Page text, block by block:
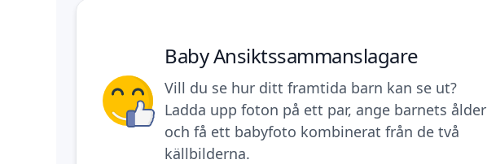
Baby Ansiktssammanslagare
Vill du se hur ditt framtida barn kan se ut?
Ladda upp foton på ett par, ange barnets ålder
och få ett babyfoto kombinerat från de två
källbilderna.